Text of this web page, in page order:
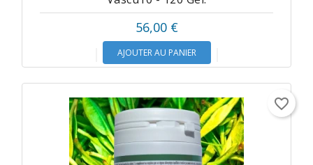
56,00 €
AJOUTER AU PANIER
favorite_border